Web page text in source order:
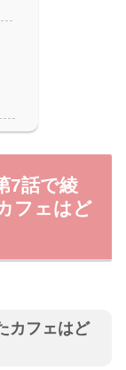
7話で綾
フェはど
カフェはど